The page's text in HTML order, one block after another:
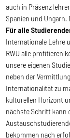
auch in Präsenz
Spanien und
Für alle
Internationale Lehre
RWU alle profitieren
unsere eigenen
neben der
Internationalität zu
kulturellen Horizont
nächste Schritt kann
bekommen nach